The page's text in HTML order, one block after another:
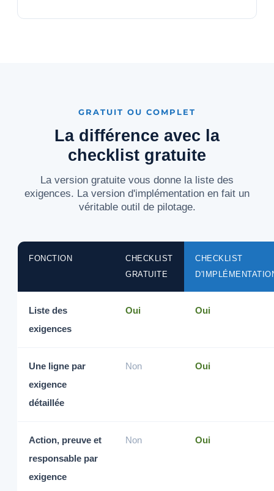
GRATUIT OU COMPLET
La différence avec la
checklist gratuite
La version gratuite vous donne la liste des
exigences. La version d'implémentation en fait un
véritable outil de pilotage.
FONCTION
CHECKLIST
GRATUITE
CHECKLIST
Liste des
exigences
Oui Oui
Une ligne par
exigence
détaillée
Non Oui
Action, preuve et
responsable par
exigence
Non Oui